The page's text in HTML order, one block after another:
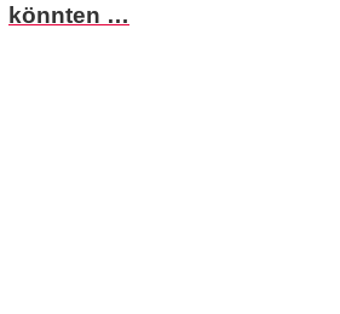
könnten …